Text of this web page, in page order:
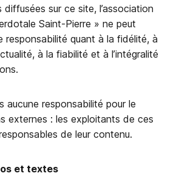
sur ce site, l’association
Saint-Pierre » ne peut
responsabilité quant à la fidélité, à
à la fiabilité et à l’intégralité
aucune responsabilité pour le
externes : les exploitants de ces
de leur contenu.
et textes